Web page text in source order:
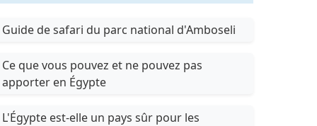
Guide de safari du parc national d'Amboseli
Ce que vous pouvez et ne pouvez pas
apporter en Égypte
L'Égypte est-elle un pays sûr pour les